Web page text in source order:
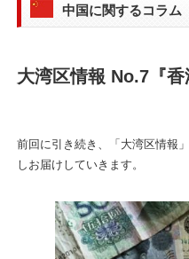
中国に関するコラム
大湾区情報 No.7『香
前回に引き続き、「大湾区情報
しお届けしていきます。